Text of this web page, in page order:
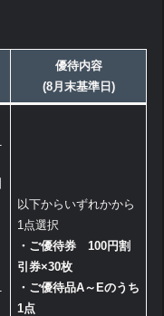
優待内容
(8月末基準日)
以下からいずれかから
1点選択
・ご優待券 100円割
引券×30枚
・ご優待品A～Eのうち
1点